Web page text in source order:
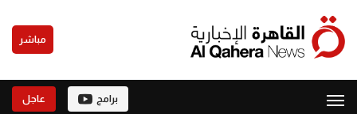
مباشر
برامج عاجل